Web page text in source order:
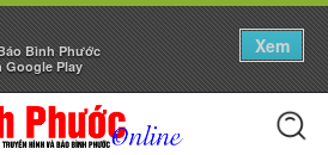
Bình Phước
Google Play
Xem